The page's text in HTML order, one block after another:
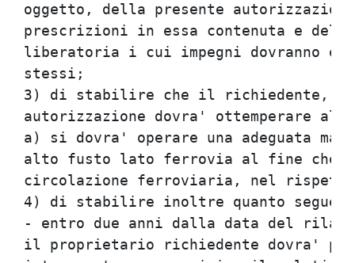
oggetto, della presente
prescrizioni in essa contenuta e
liberatoria i cui impegni dovranno
stessi;
3) di stabilire che il richiedente,
autorizzazione dovra' ottemperare
a) si dovra' operare una adeguata
alto fusto lato ferrovia al fine che
circolazione ferroviaria, nel
4) di stabilire inoltre quanto segue:
- entro due anni dalla data del
il proprietario richiedente dovra'